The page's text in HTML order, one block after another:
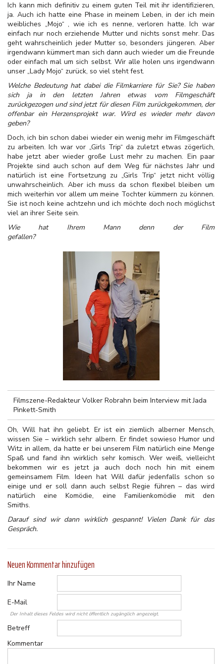
Ich kann mich definitiv zu einem guten Teil mit ihr identifizieren,
ja. Auch ich hatte eine Phase in meinem Leben, in der ich mein
weibliches „Mojo“ , wie ich es nenne, verloren hatte. Ich war
einfach nur noch erziehende Mutter und nichts sonst mehr. Das
geht wahrscheinlich jeder Mutter so, besonders jüngeren. Aber
irgendwann kümmert man sich dann auch wieder um die Freunde
oder einfach mal um sich selbst. Wir alle holen uns irgendwann
unser „Lady Mojo“ zurück, so viel steht fest.
Welche Bedeutung hat dabei die Filmkarriere für Sie? Sie haben
sich ja in den letzten Jahren etwas vom Filmgeschäft
zurückgezogen und sind jetzt für diesen Film zurückgekommen, der
offenbar ein Herzensprojekt war. Wird es wieder mehr davon
geben?
Doch, ich bin schon dabei wieder ein wenig mehr im Filmgeschäft
zu arbeiten. Ich war vor „Girls Trip“ da zuletzt etwas zögerlich,
habe jetzt aber wieder große Lust mehr zu machen. Ein paar
Projekte sind auch schon auf dem Weg für nächstes Jahr und
natürlich ist eine Fortsetzung zu „Girls Trip“ jetzt nicht völlig
unwahrscheinlich. Aber ich muss da schon flexibel bleiben um
mich weiterhin vor allem um meine Tochter kümmern zu können.
Sie ist noch keine achtzehn und ich möchte doch noch möglichst
viel an ihrer Seite sein.
Wie hat Ihrem Mann denn der Film
Filmszene-Redakteur Volker Robrahn beim Interview mit Jada
Pinkett-Smith
Oh, Will hat ihn geliebt. Er ist ein ziemlich alberner Mensch,
wissen Sie – wirklich sehr albern. Er findet sowieso Humor und
Witz in allem, da hatte er bei unserem Film natürlich eine Menge
Spaß und fand ihn wirklich sehr komisch. Wer weiß, vielleicht
bekommen wir es jetzt ja auch doch noch hin mit einem
gemeinsamem Film. Ideen hat Will dafür jedenfalls schon so
einige und er soll dann auch selbst Regie führen – das wird
natürlich eine Komödie, eine Familienkomödie mit den
Smiths.
Darauf sind wir dann wirklich gespannt! Vielen Dank für das
Gespräch.
Neuen Kommentar hinzufügen
Ihr Name
E-Mail
Der Inhalt dieses Feldes wird nicht öffentlich zugänglich angezeigt.
Betreff
Kommentar